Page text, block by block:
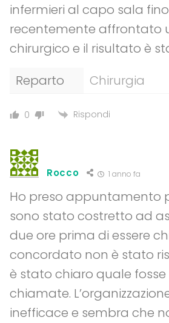
infermieri al capo sala
recentemente affrontato
chirurgico e il risultato è
Reparto
Chirurgia
0 Rispondi
Rocco 1 anno fa
Ho preso appuntamento
sono stato costretto ad
due ore prima di essere
concordato non è stato
è stato chiaro quale fosse
chiamate.
inefficace e sembra che